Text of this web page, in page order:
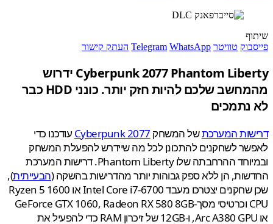
טוויטר Telegram WhatsApp העתק קישור
Cyberpunk 2077 Phantom Liberty ידרוש
מהמחשב שלכם להיות חזק יותר. כונני HDD כבר
המערכתשל המשחקCyberpunk 2077עודכנו כדי
לשחקנים להתכונן לכל מה שיידרש להפעלת המשחק
ובמיוחד ההרחבתה שלו Phantom Liberty. דרישות המערכת
הן ללא ספק גבוהות יותר מהדרישות בהשקה (הבעייתית),
שכן שחקנים יצטרכו מעבד Intel Core i7-6700 או Ryzen 5 1600
CPU וכרטיסי מסך-GeForce GTX 1060, Radeon RX 580 8GB
או Arc A380 GPU, ו-12GB של זיכרון RAM כדי להפעיל את